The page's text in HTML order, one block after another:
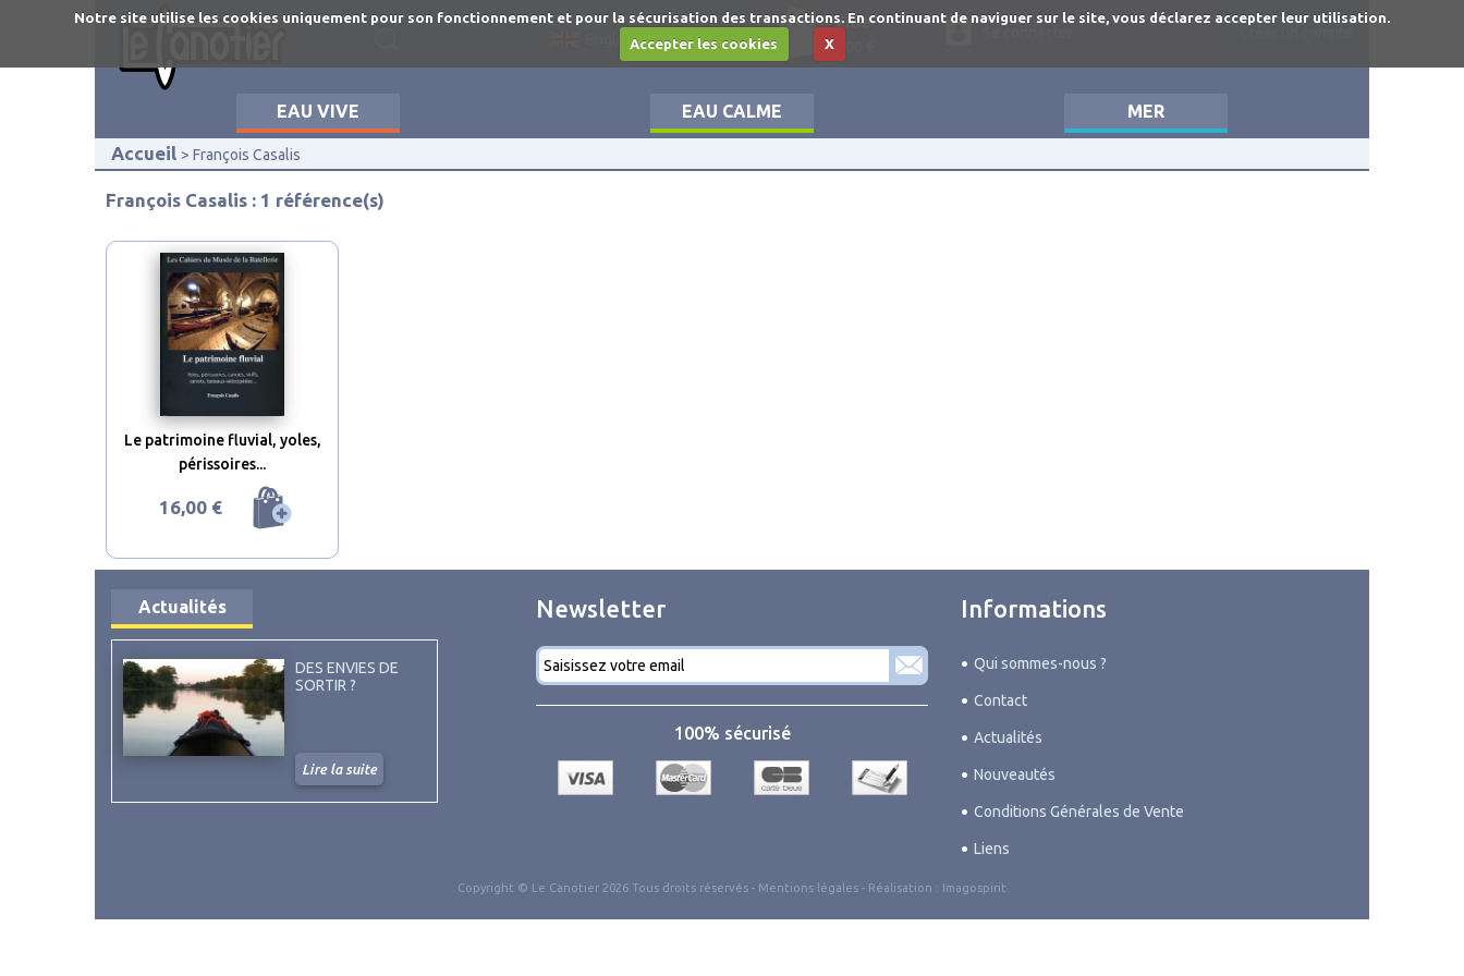
Notre site utilise les cookies uniquement pour son fonctionnement et pour la sécurisation des transactions. En continuant de naviguer sur le site, vous déclarez accepter leur utilisation.
Accepter les cookies
X
EAU VIVE
EAU CALME MER
English
Vide
0,00 €
Accueil François Casalis
François Casalis : 1 référence(s)
Le patrimoine fluvial, yoles,
périssoires...
16,00 €
Actualités
DES ENVIES DE
SORTIR ?
Lire la suite
Newsletter
Courriel
*
100% sécurisé
Informations
Qui sommes-nous ?
Contact
Actualités
Nouveautés
Conditions Générales de Vente
Liens
Copyright © Le Canotier 2026 Tous droits réservés - Mentions légales - Réalisation : Imagospirit